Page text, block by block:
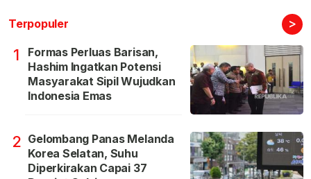
Terpopuler >
1
Formas Perluas Barisan,
Hashim Ingatkan Potensi
Masyarakat Sipil Wujudkan
Indonesia Emas
2 Gelombang Panas Melanda
Korea Selatan, Suhu
Diperkirakan Capai 37